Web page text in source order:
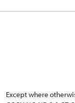
Except where